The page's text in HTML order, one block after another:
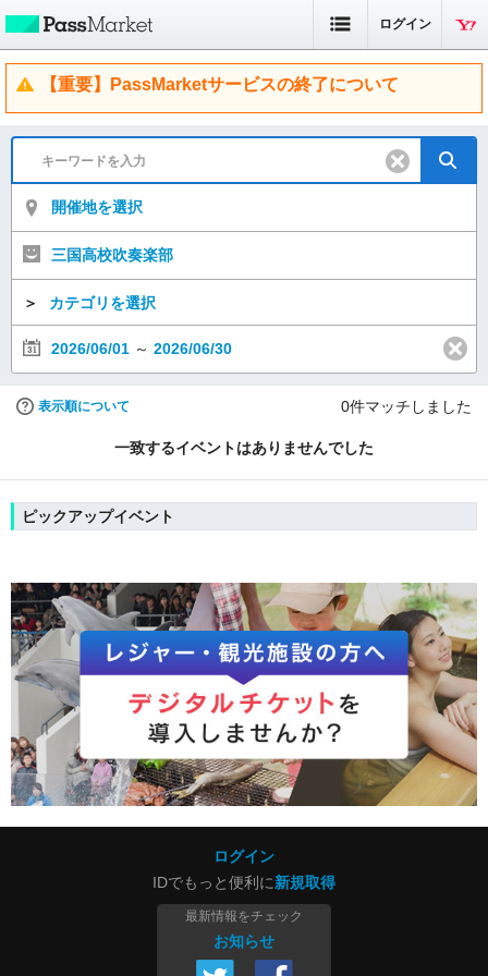
ログイン
【重要】PassMarketサービスの終了について
開催地を選択
三国高校吹奏楽部
＞ カテゴリを選択
2026/06/01 ～ 2026/06/30
表示順について 0件マッチしました
一致するイベントはありませんでした
ピックアップイベント
ログイン
IDでもっと便利に新規取得
最新情報をチェック
お知らせ